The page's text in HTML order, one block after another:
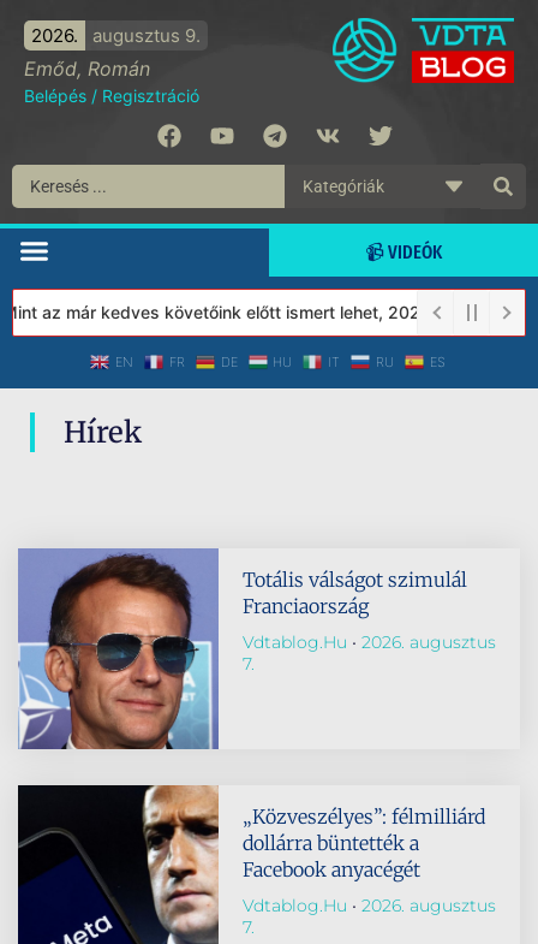
2026. augusztus 9.
Emőd, Román
Belépés / Regisztráció
📹 VIDEÓK
az már kedves követőink előtt ismert lehet, 2023-tól a Védett
EN FR DE HU IT RU ES
Hírek
Totális válságot szimulál
Franciaország
Vdtablog.hu
2026. augusztus
7.
„Közveszélyes”: félmilliárd
dollárra büntették a
Facebook anyacégét
Vdtablog.hu
2026. augusztus
7.